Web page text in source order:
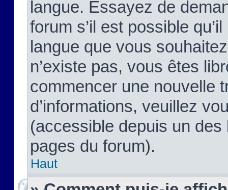
langue. Essayez de
forum s’il est possible
langue que vous
n’existe pas, vous êtes
commencer une nouvelle
d’informations, veuillez
(accessible depuis un
pages du forum).
Haut